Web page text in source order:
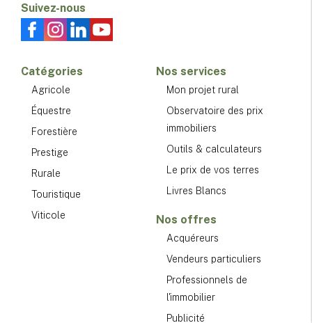
Suivez-nous
Catégories
Agricole
Équestre
Forestière
Prestige
Rurale
Touristique
Viticole
Nos services
Mon projet rural
Observatoire des prix
immobiliers
Outils & calculateurs
Le prix de vos terres
Livres Blancs
Nos offres
Acquéreurs
Vendeurs particuliers
Professionnels de
l'immobilier
Publicité